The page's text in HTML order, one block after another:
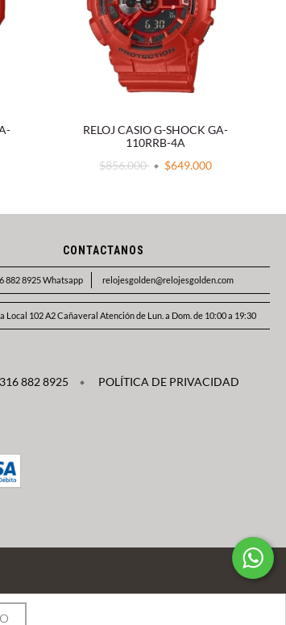
RELOJ CASIO G-SHOCK GA-
110RRB-4A
$856.000
$649.000
CONTACTANOS
882 8925 Whatsapp relojesgolden@relojesgolden.com
Local 102 A2 Cañaveral Atención de Lun. a Dom. de 10:00 a 19:30
882 8925
POLÍTICA DE PRIVACIDAD